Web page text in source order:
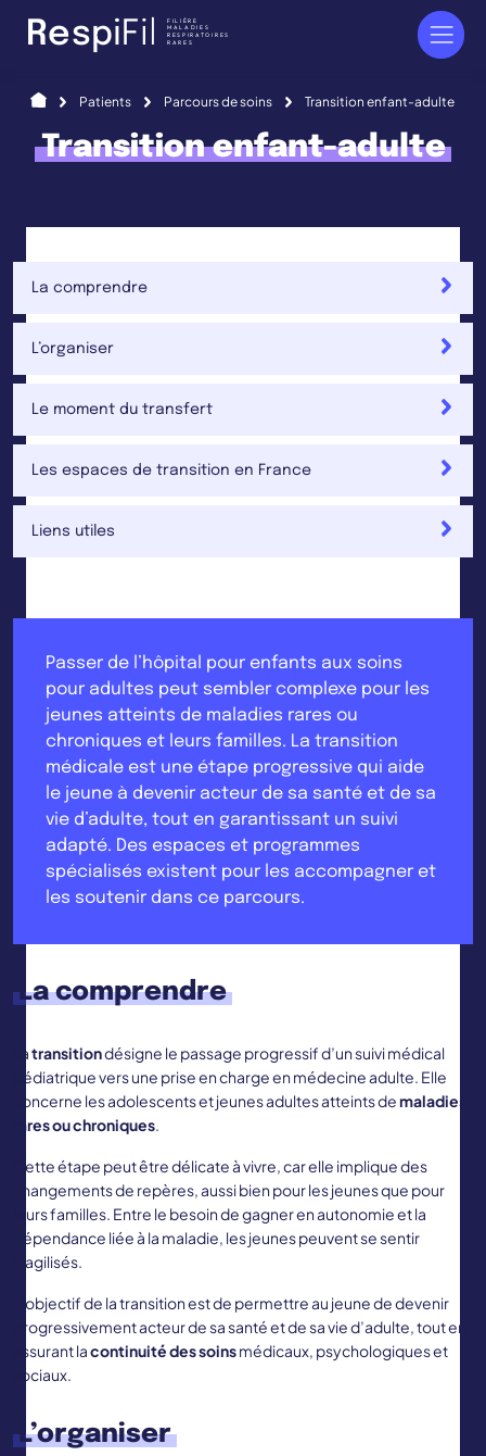
RespiFi FILIÈRE
MALADIES
RESPIRATOIRES
RARES
AccueilPatients Parcours de soins Transition enfant-adulte
Transition enfant-adulte
La comprendre
L’organiser
Le moment du transfert
Les espaces de transition en France
Liens utiles
Passer de l’hôpital pour enfants aux soins
pour adultes peut sembler complexe pour les
jeunes atteints de maladies rares ou
chroniques et leurs familles. La transition
médicale est une étape progressive qui aide
le jeune à devenir acteur de sa santé et de sa
vie d’adulte, tout en garantissant un suivi
adapté. Des espaces et programmes
spécialisés existent pour les accompagner et
les soutenir dans ce parcours.
La comprendre
Latransitiondésigne le passage progressif d’un suivi médical
pédiatrique vers une prise en charge en médecine adulte. Elle
concerne les adolescents et jeunes adultes atteints demaladies
rares ou chroniques.
Cette étape peut être délicate à vivre, car elle implique des
changements de repères, aussi bien pour les jeunes que pour
leurs familles. Entre le besoin de gagner en autonomie et la
dépendance liée à la maladie, les jeunes peuvent se sentir
fragilisés.
L’objectif de la transition est de permettre au jeune de devenir
progressivement acteur de sa santé et de sa vie d’adulte, tout en
assurant lacontinuité des soinsmédicaux, psychologiques et
sociaux.
L’organiser